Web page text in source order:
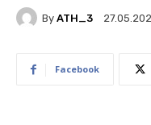
By ATH_3
Facebook